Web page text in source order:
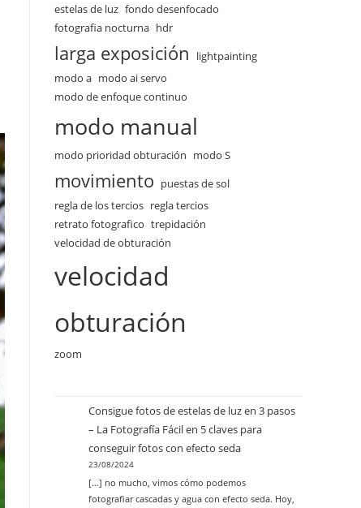
estelas de luz fondo desenfocado
fotografia nocturna hdr
larga exposición
lightpainting
modo a modo ai servo
modo de enfoque continuo
modo manual
modo prioridad obturación modo S
movimiento puestas de sol
regla de los tercios regla tercios
retrato fotografico trepidación
velocidad de obturación
velocidad
obturación
zoom
Consigue fotos de estelas de luz en 3 pasos
– La Fotografía Fácilen 5 claves para
conseguir fotos con efecto seda
23/08/2024
[…] no mucho, vimos cómo podemos
fotografiar cascadas y agua con efecto seda. Hoy,